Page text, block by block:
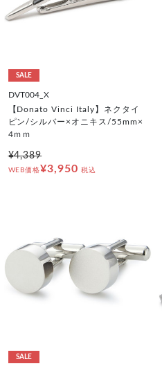
SALE
DVT004_X
【Donato Vinci Italy】ネクタイ
ピン/シルバー×オニキス/55mm×
4ｍｍ
¥4,389
WEB価格¥3,950 税込
SALE